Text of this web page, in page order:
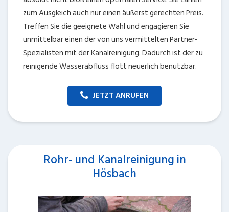
zum Ausgleich auch nur einen äußerst gerechten Preis.
Treffen Sie die geeignete Wahl und engagieren Sie
unmittelbar einen der von uns vermittelten Partner-
Spezialisten mit der Kanalreinigung. Dadurch ist der zu
reinigende Wasserabfluss flott neuerlich benutzbar.
JETZT ANRUFEN
Rohr- und Kanalreinigung in
Hösbach